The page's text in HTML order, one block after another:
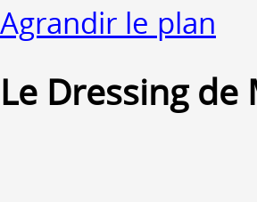
Agrandir le plan
Le Dressing de